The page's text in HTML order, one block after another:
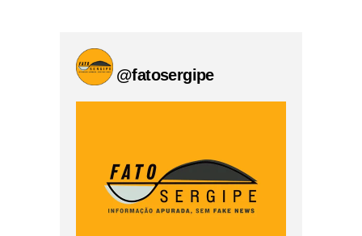
@fatosergipe